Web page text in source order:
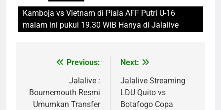
Kamboja vs Vietnam di Piala AFF Putri U-16
malam ini pukul 19.30 WIB Hanya di Jalalive
navigation
Previous:
Jalalive :
Bournemouth Resmi
Umumkan Transfer
Next:
Jalalive Streaming
LDU Quito vs
Botafogo Copa